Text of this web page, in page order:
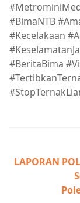
#BimaNTB
#Kecelakaan
#BeritaBima
LAPORAN